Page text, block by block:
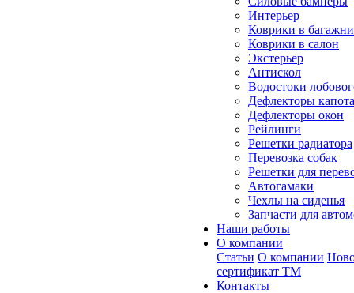
Интерьер
Коврики в
Коврики в салон
Экстерьер
Антискол
Водостоки
Дефлекторы капота
Дефлекторы окон
Рейлинги
Решетки радиатора
Перевозка собак
Решетки для
Автогамаки
Чехлы на сиденья
Запчасти для
Наши работы
О компании
Статьи О компании
сертификат ТМ
Контакты